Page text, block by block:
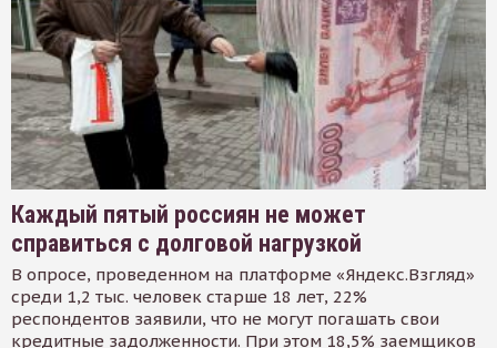
Каждый пятый россиян не может
справиться с долговой нагрузкой
В опросе, проведенном на платформе «Яндекс.Взгляд»
среди 1,2 тыс. человек старше 18 лет, 22%
респондентов заявили, что не могут погашать свои
кредитные задолженности. При этом 18,5% заемщиков